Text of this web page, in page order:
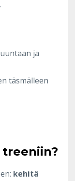
ja
täsmälleen
kehitä